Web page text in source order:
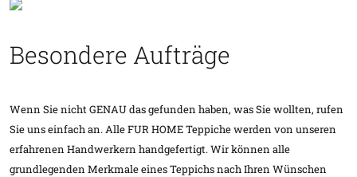
Besondere Aufträge
Wenn Sie nicht GENAU das gefunden haben, was Sie wollten, rufen
Sie uns einfach an. Alle FUR HOME Teppiche werden von unseren
erfahrenen Handwerkern handgefertigt. Wir können alle
grundlegenden Merkmale eines Teppichs nach Ihren Wünschen